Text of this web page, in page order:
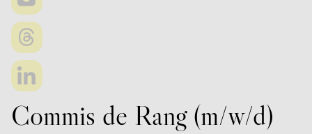
Commis de Rang (m/w/d)